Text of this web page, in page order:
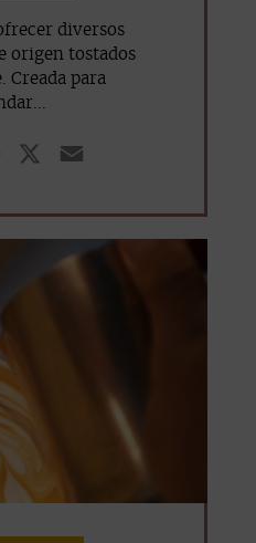
diversos
origen tostados
Creada para
Facebook